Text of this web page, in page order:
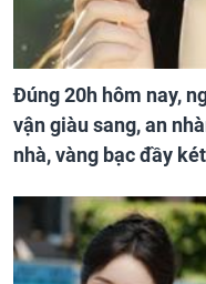
Đúng 20h hôm nay,
vận giàu sang, an
nhà, vàng bạc đầy két